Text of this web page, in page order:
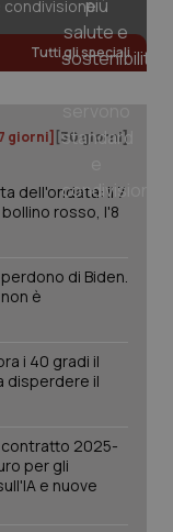
Tutti gli speciali
giorni] [30 giorni]
dell'ondata: il 7
rosso, l'8
di Biden.
è
i 40 gradi il
disperdere il
contratto 2025-
per gli
e nuove
5